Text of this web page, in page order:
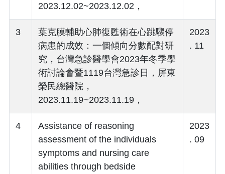
2023.12.02~2023.12.02，
3
葉克膜輔助心肺復甦術在心跳驟停
病患的成效：一個傾向分數配對研
究，台灣急診醫學會2023年冬季學
術討論會暨1119台灣急診日，屏東
榮民總醫院，
2023.11.19~2023.11.19，
2023
. 11
4
Assistance of reasoning
assessment of the individuals
symptoms and nursing care
abilities through bedside
2023
. 09